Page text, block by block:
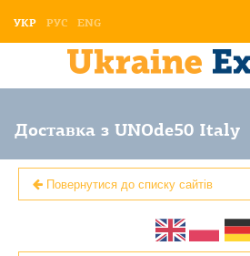
УКР РУС ENG
Доставка з UNOde50 Italy
Повернутися до списку сайтів